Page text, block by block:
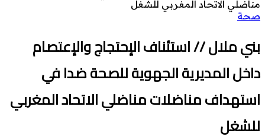
مناضلي الاتحاد المغربي للشغل
صحة
بني ملال // استئناف الإحتجاج والإعتصام
داخل المديرية الجهوية للصحة ضدا في
استهداف مناضلات مناضلي الاتحاد المغربي
للشغل